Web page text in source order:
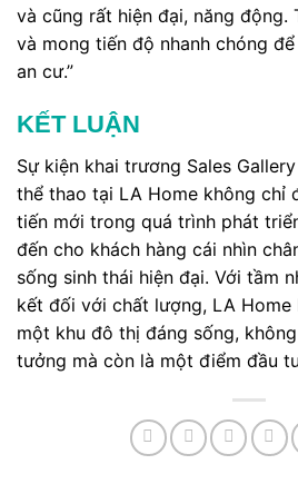
và cũng rất hiện đại, năng động.
và mong tiến độ nhanh chóng
an cư.”
KẾT LUẬN
Sự kiện khai trương Sales
thể thao tại LA Home không chỉ
tiến mới trong quá trình phát
đến cho khách hàng cái nhìn
sống sinh thái hiện đại. Với tầm
kết đối với chất lượng, LA Home
một khu đô thị đáng sống,
tưởng mà còn là một điểm đầu